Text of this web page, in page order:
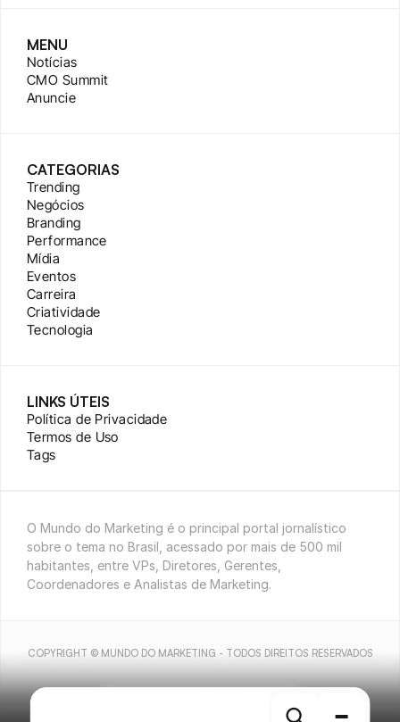
MENU
Notícias
CMO Summit
Anuncie
CATEGORIAS
Trending
Negócios
Branding
Performance
Mídia
Eventos
Carreira
Criatividade
Tecnologia
LINKS ÚTEIS
Política de Privacidade
Termos de Uso
Tags
O Mundo do Marketing é o principal portal jornalístico
sobre o tema no Brasil, acessado por mais de 500 mil
habitantes, entre VPs, Diretores, Gerentes,
Coordenadores e Analistas de Marketing.
COPYRIGHT © MUNDO DO MARKETING - TODOS DIREITOS RESERVADOS